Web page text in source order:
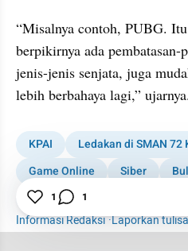
“Misalnya contoh, PUBG.
berpikirnya ada
jenis-jenis senjata, juga
lebih berbahaya lagi,” ujarnya.
KPAI
Ledakan di SMAN 72
Game Online
Siber
Pembatasan Game Online
Informasi Redaksi·Laporkan
1 1